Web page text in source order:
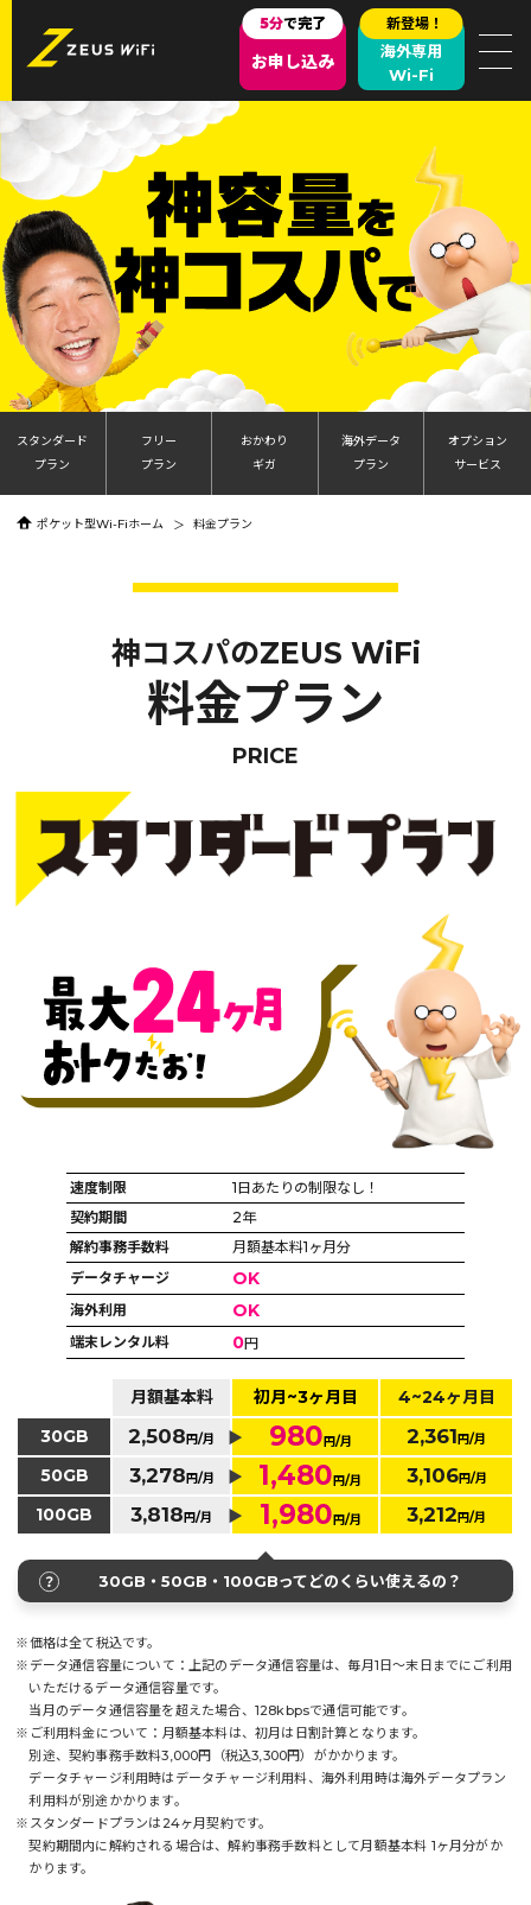
5分で完了
お申し込み
新登場！
海外専用
Wi-Fi
スタンダード
プラン
フリー
プラン
おかわり
ギガ
海外データ
プラン
オプション
サービス
ポケット型Wi-Fiホーム 料金プラン
神コスパのZEUS WiFi
料金プラン
PRICE
速度制限
1日あたりの制限なし！
契約期間
2年
解約事務手数料
月額基本料1ヶ月分
データチャージ
OK
海外利用 OK
端末レンタル料 0円
月額基本料 初月~3ヶ月目
4~24ヶ月目
30GB
2,508円/月 980円/月 2,361円/月
50GB 3,278円/月 1,480円/月 3,106円/月
100GB 3,818円/月 1,980円/月 3,212円/月
30GB・50GB・100GBってどのくらい使えるの？
※価格は全て税込です。
※データ通信容量について：上記のデータ通信容量は、毎月1日～末日までにご利用
いただけるデータ通信容量です。
当月のデータ通信容量を超えた場合、128kbpsで通信可能です。
※ご利用料金について：月額基本料は、初月は日割計算となります。
別途、契約事務手数料3,000円（税込3,300円）がかかります。
データチャージ利用時はデータチャージ利用料、海外利用時は海外データプラン
利用料が別途かかります。
※スタンダードプランは24ヶ月契約です。
契約期間内に解約される場合は、解約事務手数料として月額基本料 1ヶ月分がか
かります。